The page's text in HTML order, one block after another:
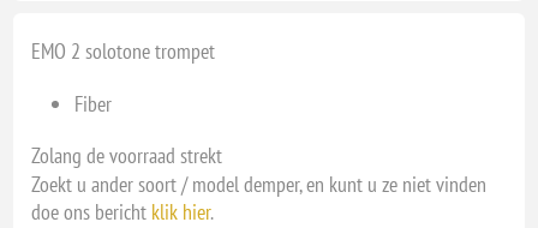
EMO 2 solotone trompet
Fiber
Zolang de voorraad strekt
Zoekt u ander soort / model demper, en kunt u ze niet vinden
doe ons bericht klik hier.